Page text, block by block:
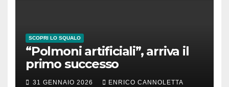
SCOPRI LO SQUALO
“Polmoni artificiali”, arriva il
primo successo
31 GENNAIO 2026 ENRICO CANNOLETTA